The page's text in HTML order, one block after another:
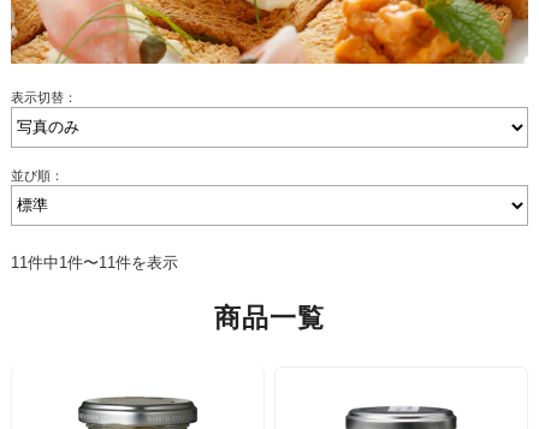
表示切替：
並び順：
11件中1件〜11件を表示
商品一覧